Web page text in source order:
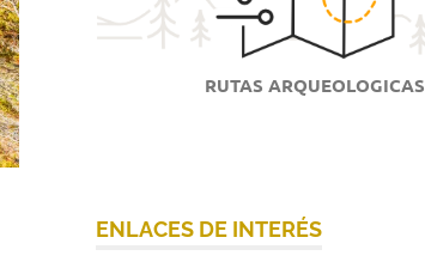
RUTAS ARQUEOLOGICAS
ENLACES DE INTERÉS